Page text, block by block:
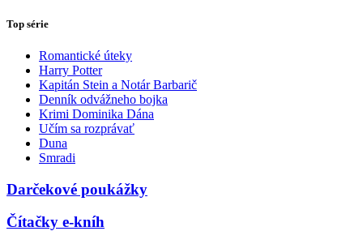
Top série
Romantické úteky
Harry Potter
Kapitán Stein a Notár Barbarič
Denník odvážneho bojka
Krimi Dominika Dána
Učím sa rozprávať
Duna
Smradi
Darčekové poukážky
Čítačky e-kníh